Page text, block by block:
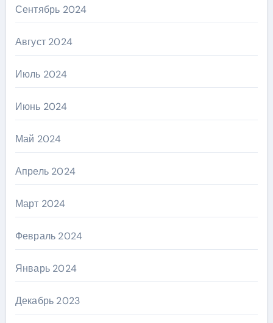
Сентябрь 2024
Август 2024
Июль 2024
Июнь 2024
Май 2024
Апрель 2024
Март 2024
Февраль 2024
Январь 2024
Декабрь 2023